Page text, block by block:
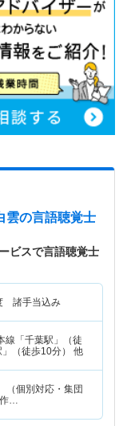
雲の言語聴覚士
ビスで言語聴覚士
諸手当込み
線「千葉駅」（徒
（徒歩10分） 他
個別対応・集団
作…